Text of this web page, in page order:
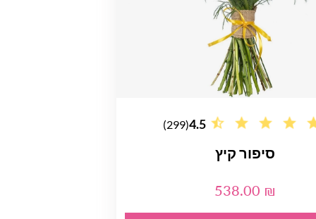
4.5
(299)
סיפור קיץ
538.00 ₪